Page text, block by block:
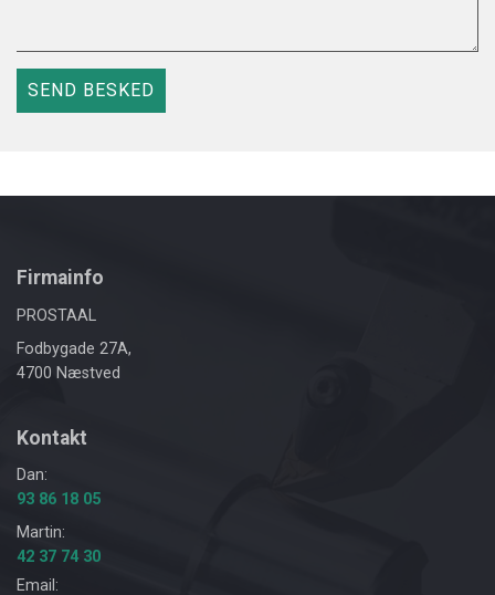
Firmainfo
PROSTAAL
Fodbygade 27A,
4700 Næstved
Kontakt
Dan:
93 86 18 05
Martin:
42 37 74 30
Email: